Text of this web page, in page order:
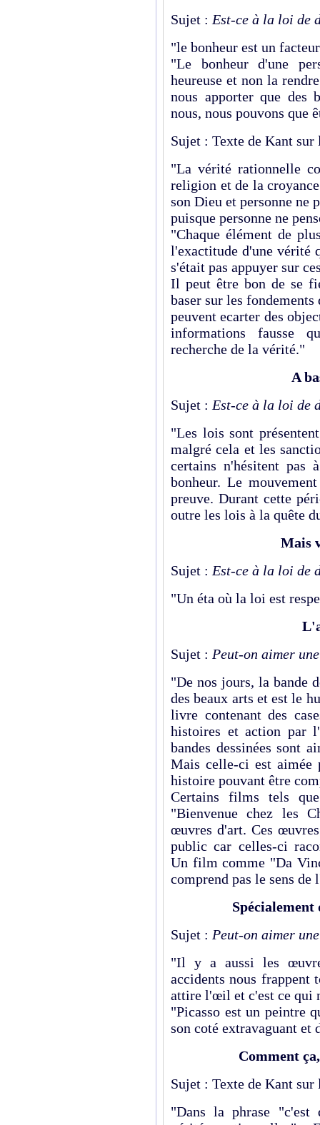
Sujet : Est-ce à la loi de
"le bonheur est un
"Le bonheur d'une
heureuse et non la
nous apporter que des
nous, nous pouvons que
Sujet : Texte de Kant sur
"La vérité rationnelle
religion et de la
son Dieu et personne ne
puisque personne ne
"Chaque élément de
l'exactitude d'une vérité
s'était pas appuyer sur
Il peut être bon de se
baser sur les
peuvent ecarter des
informations fausse
recherche de la vérité."
A
Sujet : Est-ce à la loi de
"Les lois sont
malgré cela et les
certains n'hésitent pas
bonheur. Le
preuve. Durant cette
outre les lois à la quête
Mais
Sujet : Est-ce à la loi de
"Un éta où la loi est
Sujet : Peut-on aimer
"De nos jours, la bande
des beaux arts et est le
livre contenant des
histoires et action par
bandes dessinées sont
Mais celle-ci est aimée
histoire pouvant être
Certains films tels
"Bienvenue chez les
œuvres d'art. Ces
public car celles-ci
Un film comme "Da
comprend pas le sens
Spécialement
Sujet : Peut-on aimer
"Il y a aussi les
accidents nous frappent
attire l'œil et c'est ce qui
"Picasso est un peintre
son coté extravaguant et
Comment
Sujet : Texte de Kant sur
"Dans la phrase "c'est